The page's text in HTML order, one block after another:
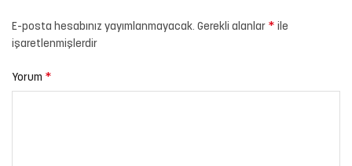
E-posta hesabınız yayımlanmayacak. Gerekli alanlar * ile
işaretlenmişlerdir
Yorum *